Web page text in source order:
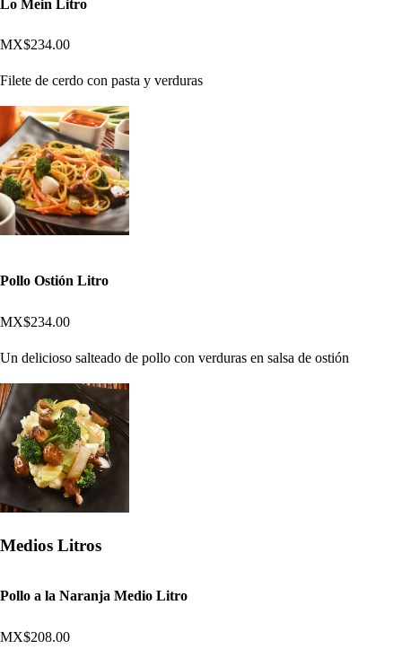
Lo Mein Litro
MX$234.00
Filete de cerdo con pasta y verduras
Pollo Ostión Litro
MX$234.00
Un delicioso salteado de pollo con verduras en salsa de ostión
Medios Litros
Pollo a la Naranja Medio Litro
MX$208.00